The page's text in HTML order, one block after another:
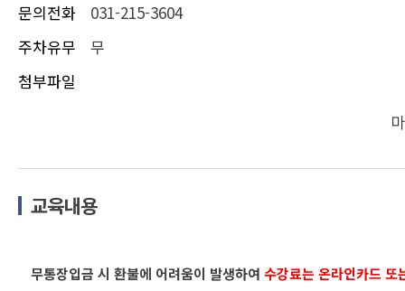
문의전화
031-215-3604
주차유무
무
첨부파일
교육내용
무통장입금 시 환불에 어려움이 발생하여 수강료는 온라인카드 또